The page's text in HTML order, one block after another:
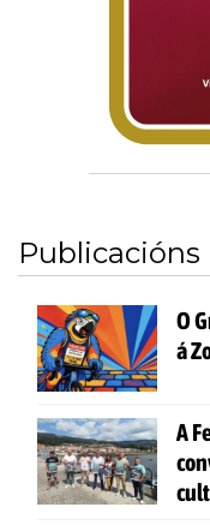
Publicacións
O
á
A